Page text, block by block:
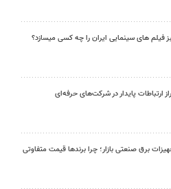
فیلم های سینمایی ایران را چه کسی میسازد؟
ارتباطات پایدار در شرکت‌های حرفه‌ای
برق صنعتی بازار؛ چرا برندها قیمت متفاوتی